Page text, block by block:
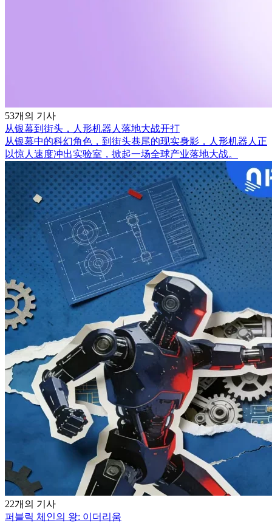
53개의 기사
从银幕到街头，人形机器人落地大战开打
从银幕中的科幻角色，到街头巷尾的现实身影，人形机器人正
以惊人速度冲出实验室，掀起一场全球产业落地大战。
22개의 기사
퍼블릭 체인의 왕: 이더리움